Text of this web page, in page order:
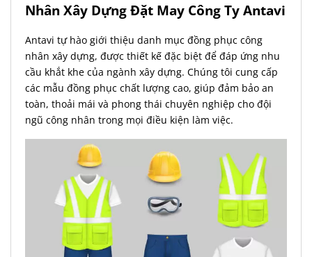
Nhân Xây Dựng Đặt May Công Ty Antavi
Antavi tự hào giới thiệu danh mục đồng phục công
nhân xây dựng, được thiết kế đặc biệt để đáp ứng nhu
cầu khắt khe của ngành xây dựng. Chúng tôi cung cấp
các mẫu đồng phục chất lượng cao, giúp đảm bảo an
toàn, thoải mái và phong thái chuyên nghiệp cho đội
ngũ công nhân trong mọi điều kiện làm việc.